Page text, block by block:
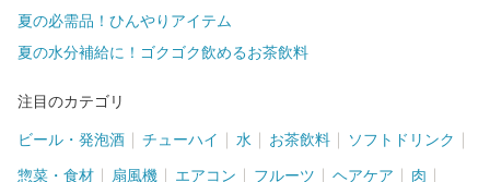
夏の必需品！ひんやりアイテム
夏の水分補給に！ゴクゴク飲めるお茶飲料
注目のカテゴリ
ビール・発泡酒 チューハイ 水 お茶飲料 ソフトドリンク
惣菜・食材 扇風機 エアコン フルーツ ヘアケア 肉